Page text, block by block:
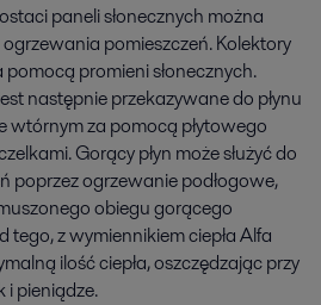
paneli słonecznych można
pomieszczeń. Kolektory
promieni słonecznych.
następnie przekazywane do płynu
za pomocą płytowego
Gorący płyn może służyć do
poprzez ogrzewanie podłogowe,
obiegu gorącego
tego, z wymiennikiem ciepła Alfa
ilość ciepła, oszczędzając przy
i pieniądze.